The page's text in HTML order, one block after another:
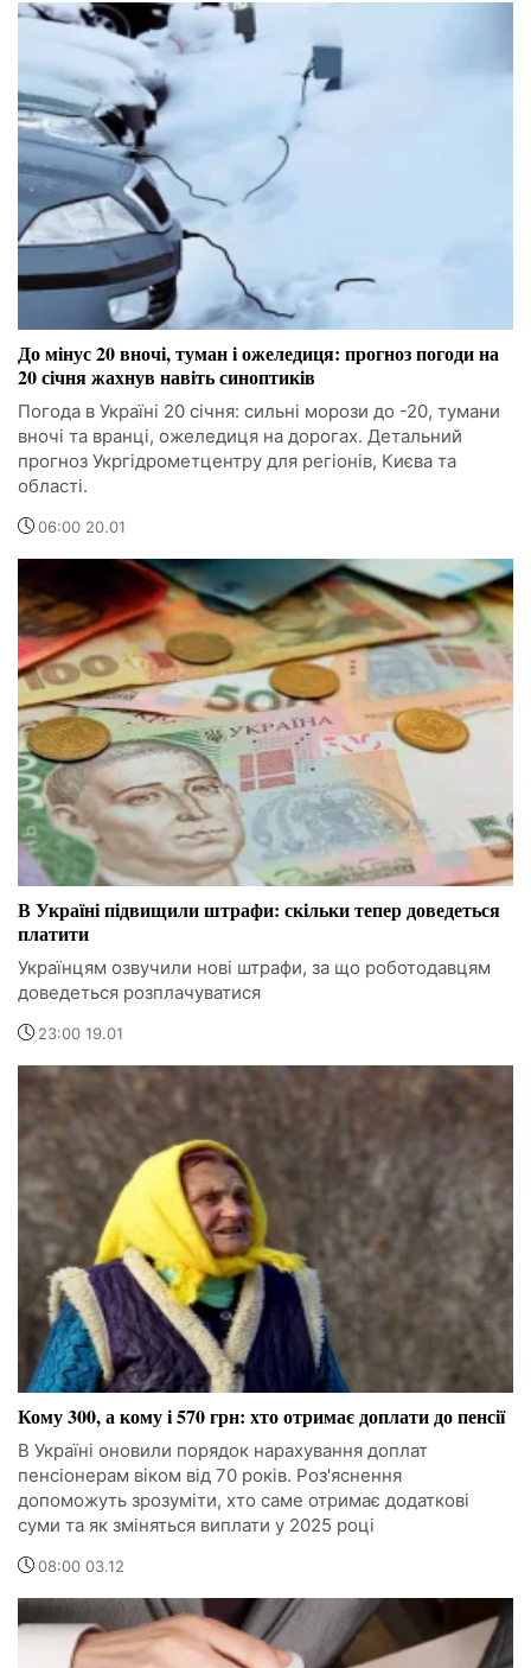
До мінус 20 вночі, туман і ожеледиця: прогноз погоди на
20 січня жахнув навіть синоптиків
Погода в Україні 20 січня: сильні морози до -20, тумани
вночі та вранці, ожеледиця на дорогах. Детальний
прогноз Укргідрометцентру для регіонів, Києва та
області.
06:00 20.01
В Україні підвищили штрафи: скільки тепер доведеться
платити
Українцям озвучили нові штрафи, за що роботодавцям
доведеться розплачуватися
23:00 19.01
Кому 300, а кому і 570 грн: хто отримає доплати до пенсії
В Україні оновили порядок нарахування доплат
пенсіонерам віком від 70 років. Роз'яснення
допоможуть зрозуміти, хто саме отримає додаткові
суми та як зміняться виплати у 2025 році
08:00 03.12